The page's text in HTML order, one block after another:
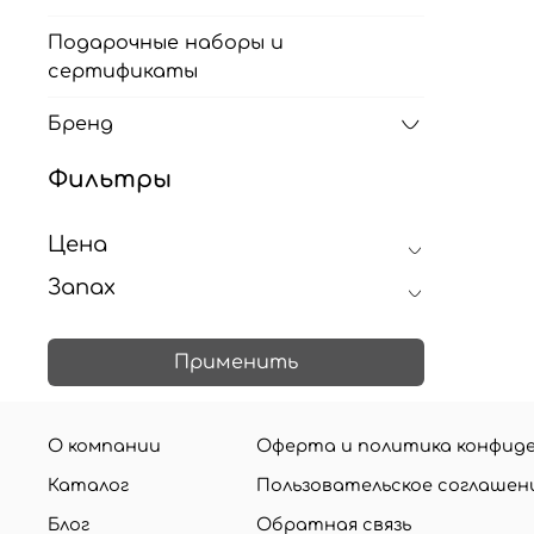
Подарочные наборы и
сертификаты
Бренд
Фильтры
Цена
Запах
Применить
О компании
Каталог
Блог
Оферта и политика
Пользовательское
Обратная связь